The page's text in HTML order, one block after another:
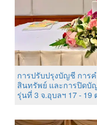
การปรับปรุงบัญชี การ
สินทรัพย์ และการปิดบั
รุ่นที่ 3 จ.อุบลฯ 17 - 19